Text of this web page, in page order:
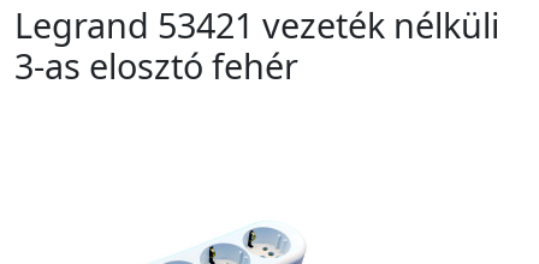
Legrand 53421 vezeték nélküli
3-as elosztó fehér